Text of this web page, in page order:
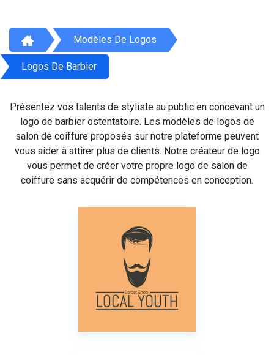
Modèles De Logos
Logos De Barbier
Présentez vos talents de styliste au public en concevant un
logo de barbier ostentatoire. Les modèles de logos de
salon de coiffure proposés sur notre plateforme peuvent
vous aider à attirer plus de clients. Notre créateur de logo
vous permet de créer votre propre logo de salon de
coiffure sans acquérir de compétences en conception.